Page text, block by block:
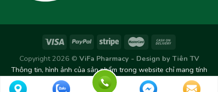
Copyright 2026 © ViFa Pharmacy - Design by Tiên TV
Thông tin, hình ảnh của sản phẩm trong website chỉ mang tính
chất tham khảo. Sản phẩm thực tế có thể thay đổi/chênh lệch